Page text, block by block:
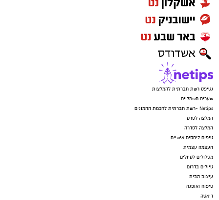
נטיפס רשת חברתית להמלצות
שערים חשמליים
Netips -רשת חברתית לחכמת ההמונים
המלצה לסרט
המלצה לסדרה
טיפים ליחסים אישיים
העצמה עצמית
מסלולים לטיולים
טיולים בדרום
עיצוב הבית
טיפוח ואופנה
דיאטה